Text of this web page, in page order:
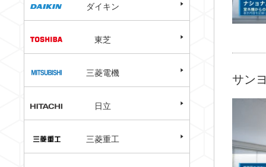
サン
ダイキン
東芝
三菱電機
日立
三菱重工